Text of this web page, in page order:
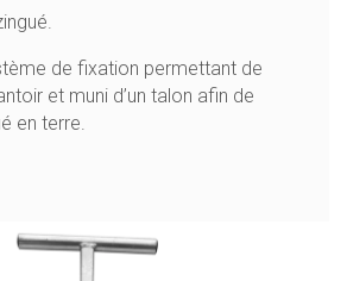
.
de fixation permettant de
et muni d’un talon afin de
en terre.